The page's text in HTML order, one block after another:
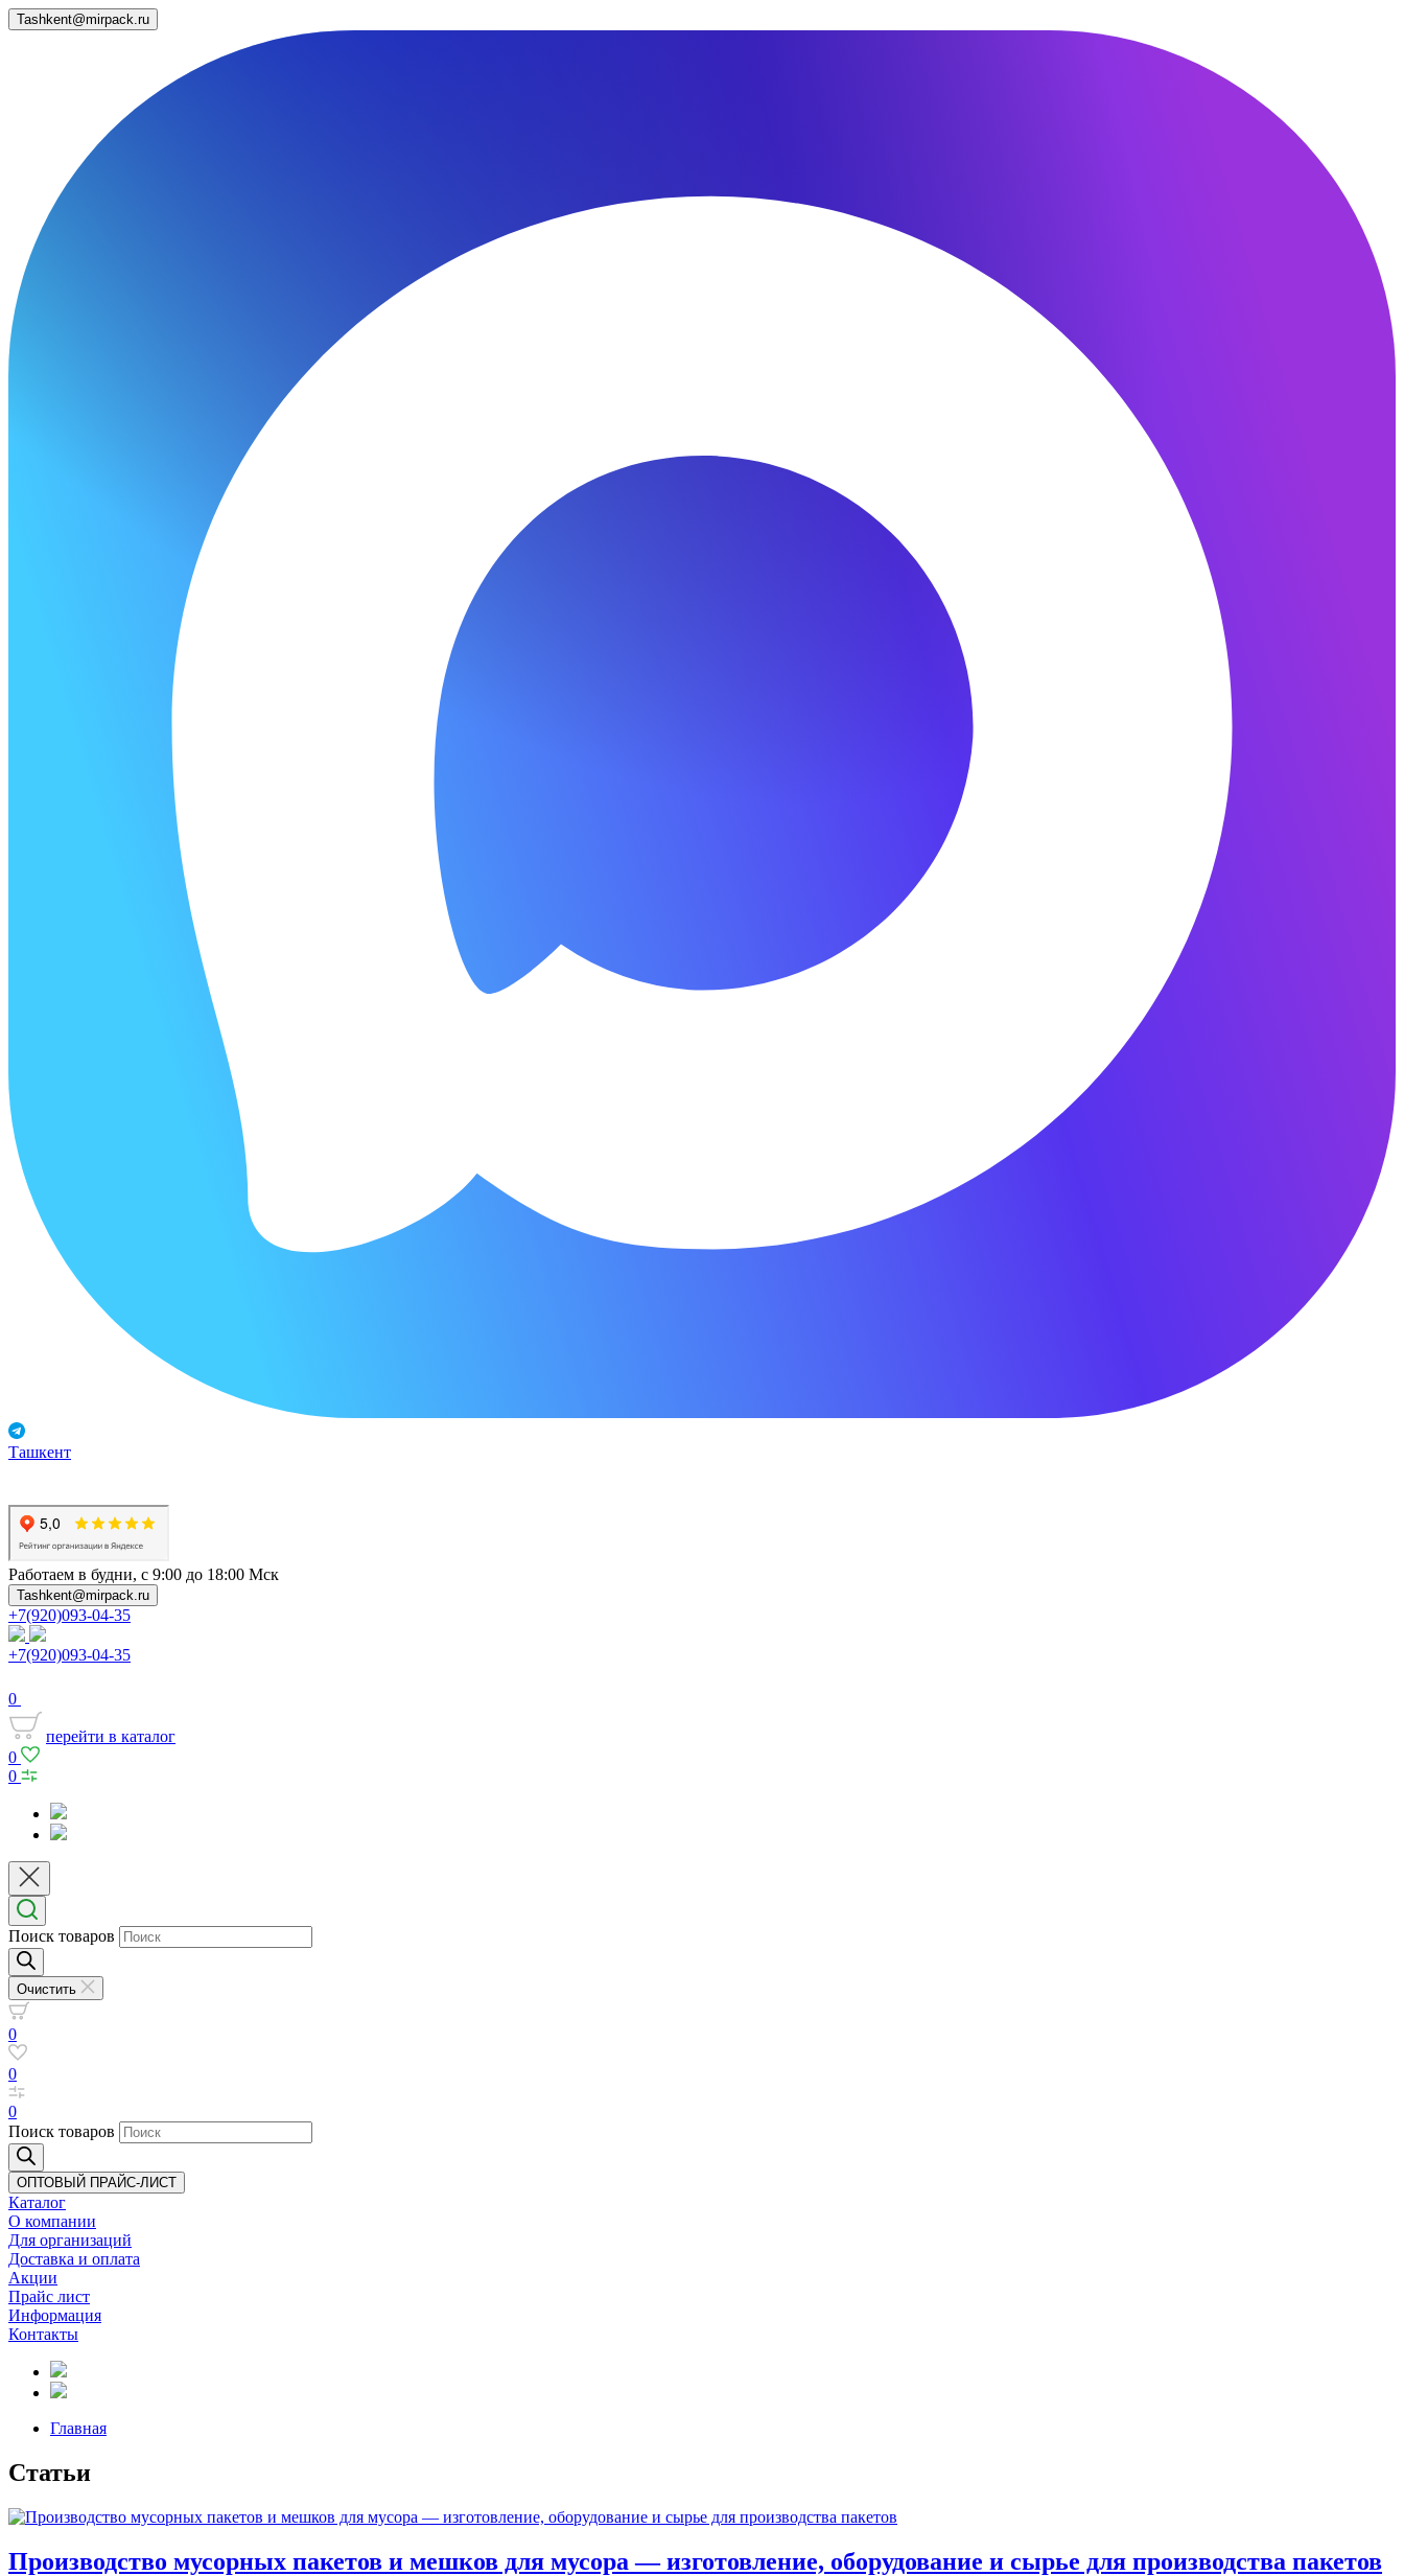
Tashkent@mirpack.ru
Ташкент
Работаем в будни, с 9:00 до 18:00 Мск
Tashkent@mirpack.ru
+7(920)093-04-35
+7(920)093-04-35
0
перейти в каталог
0
0
Поиск товаров
Очистить
0
0
0
Поиск товаров
ОПТОВЫЙ ПРАЙС-ЛИСТ
Каталог
О компании
Для организаций
Доставка и оплата
Акции
Прайс лист
Информация
Контакты
Главная
Статьи
Производство мусорных пакетов и мешков для мусора — изготовление, оборудование и сырье для производства пакетов